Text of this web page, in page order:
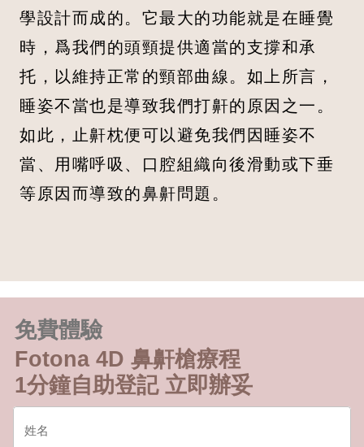
學設計而成的。它最大的功能就是在睡覺
時，爲我們的頭頸提供適當的支撐和承
托，以維持正常的頸部曲線。如上所言，
睡姿不當也是導致我們打鼾的原因之一。
如此，止鼾枕便可以避免我們因睡姿不
當、用嘴呼吸、口腔組織向後滑動或下垂
等原因而導致的鼻鼾問題。
免費體驗
Fotona 4D 鼻鼾槍療程
1分鐘自助登記 立即辦妥